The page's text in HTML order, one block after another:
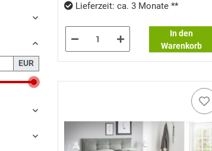
Lieferzeit: ca. 3 Monate **
In den
Warenkorb
EUR